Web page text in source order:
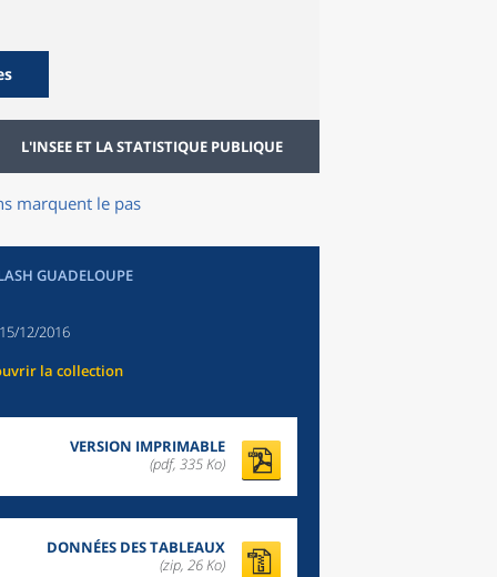
L'INSEE ET LA STATISTIQUE PUBLIQUE
marquent le pas
GUADELOUPE
15/12/2016
la collection
VERSION IMPRIMABLE
(pdf, 335 Ko)
DONNÉES DES TABLEAUX
(zip, 26 Ko)